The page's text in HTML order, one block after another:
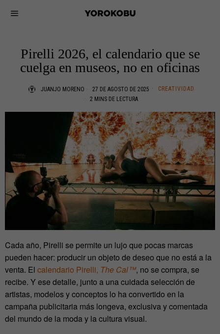
Pirelli 2026, el calendario que se
cuelga en museos, no en oficinas
JUANJO MORENO 27 DE AGOSTO DE 2025
CREATIVIDAD
2 MINS DE LECTURA
Cada año, Pirelli se permite un lujo que pocas marcas
pueden hacer: producir un objeto de deseo que no está a la
venta. El calendario Pirelli, The Cal™, no se compra, se
recibe. Y ese detalle, junto a una cuidada selección de
artistas, modelos y conceptos lo ha convertido en la
campaña publicitaria más longeva, exclusiva y comentada
del mundo de la moda y la cultura visual.